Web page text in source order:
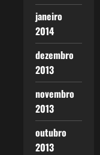
janeiro
2014
dezembro
2013
novembro
2013
outubro
2013